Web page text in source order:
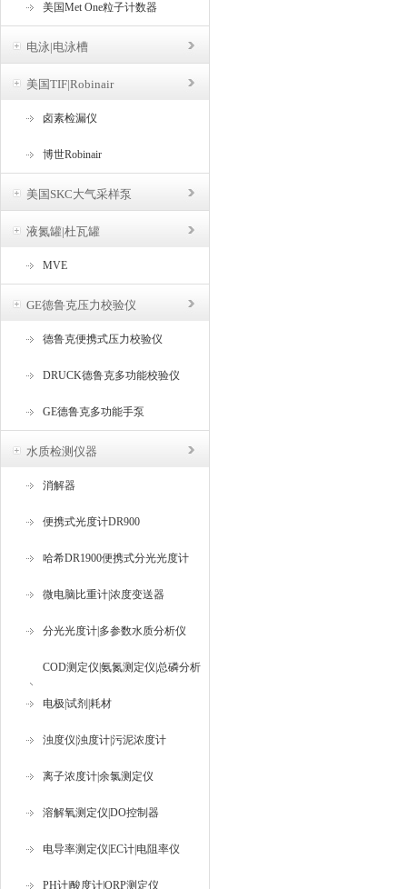
美国Met One粒子计数器
电泳|电泳槽
美国TIF|Robinair
卤素检漏仪
博世Robinair
美国SKC大气采样泵
液氮罐|杜瓦罐
MVE
GE德鲁克压力校验仪
德鲁克便携式压力校验仪
DRUCK德鲁克多功能校验仪
GE德鲁克多功能手泵
水质检测仪器
消解器
便携式光度计DR900
哈希DR1900便携式分光光度计
微电脑比重计|浓度变送器
分光光度计|多参数水质分析仪
COD测定仪|氨氮测定仪|总磷分析
仪
电极|试剂|耗材
浊度仪|浊度计|污泥浓度计
离子浓度计|余氯测定仪
溶解氧测定仪|DO控制器
电导率测定仪|EC计|电阻率仪
PH计|酸度计|ORP测定仪